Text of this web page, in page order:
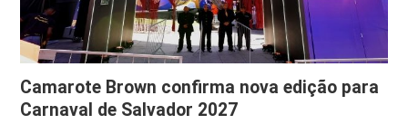
Camarote Brown confirma nova edição para
Carnaval de Salvador 2027